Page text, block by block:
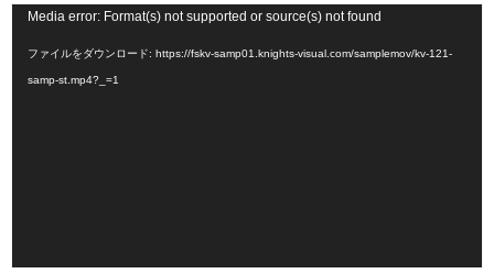
Media error: Format(s) not supported or source(s) not found
ファイルをダウンロード: https://fskv-samp01.knights-visual.com/samplemov/kv-121-
samp-st.mp4?_=1